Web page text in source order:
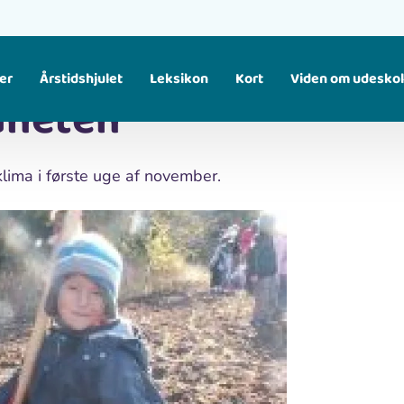
Årstidshjulet Leksikon Kort Viden om
i første uge af november.